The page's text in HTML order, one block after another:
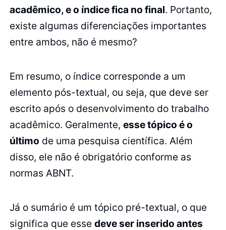
acadêmico, e o índice fica no final. Portanto,
existe algumas diferenciações importantes
entre ambos, não é mesmo?
Em resumo, o índice corresponde a um
elemento pós-textual, ou seja, que deve ser
escrito após o desenvolvimento do trabalho
acadêmico. Geralmente,esse tópico é o
último de uma pesquisa científica. Além
disso, ele não é obrigatório conforme as
normas ABNT.
Já o sumário é um tópico pré-textual, o que
significa que essedeve ser inserido antes